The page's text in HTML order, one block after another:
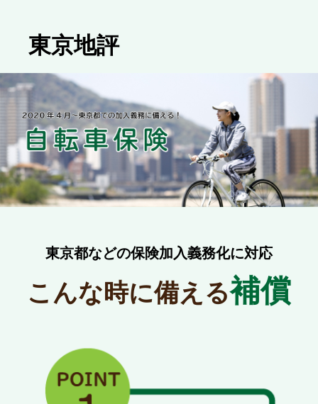
東京地評
東京都などの保険加入義務化に対応
こんな時に備える補償